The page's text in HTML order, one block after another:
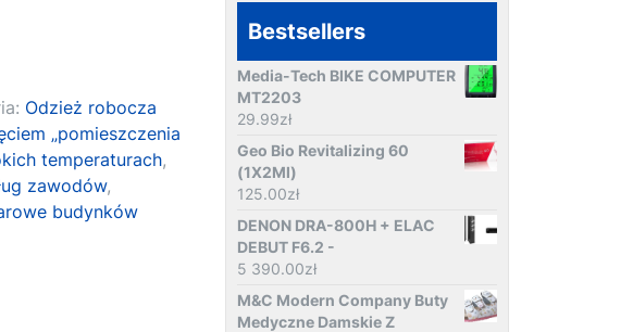
Odzież robocza
„pomieszczenia
temperaturach,
zawodów,
budynków
Bestsellers
Media-Tech BIKE COMPUTER
MT2203
29.99zł
Geo Bio Revitalizing 60
(1X2Ml)
125.00zł
DENON DRA-800H + ELAC
DEBUT F6.2 -
5 390.00zł
M&C Modern Company Buty
Medyczne Damskie Z